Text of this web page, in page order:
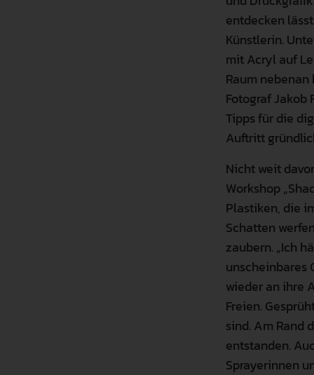
entdecken
Künstlerin.
mit Acryl auf
Raum
Fotograf
Tipps für die
Auftritt
Nicht weit
Workshop
Plastiken, die
Schatten
zaubern. „Ich
unscheinbares
wieder an ihre
Freien.
sind. Am Rand
entstanden.
Sprayerinnen